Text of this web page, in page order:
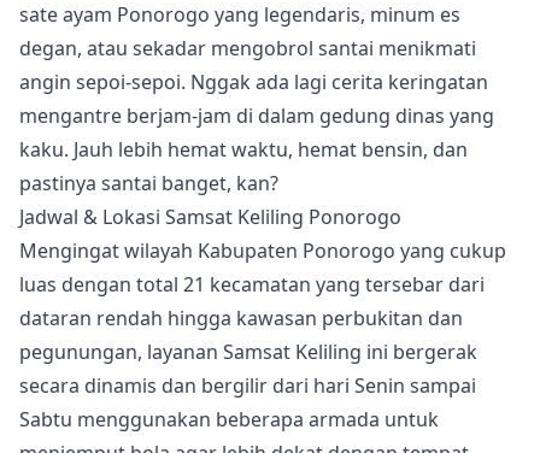
sate ayam Ponorogo yang legendaris, minum es
degan, atau sekadar mengobrol santai menikmati
angin sepoi-sepoi. Nggak ada lagi cerita keringatan
mengantre berjam-jam di dalam gedung dinas yang
kaku. Jauh lebih hemat waktu, hemat bensin, dan
pastinya santai banget, kan?
Jadwal & Lokasi Samsat Keliling Ponorogo
Mengingat wilayah Kabupaten Ponorogo yang cukup
luas dengan total 21 kecamatan yang tersebar dari
dataran rendah hingga kawasan perbukitan dan
pegunungan, layanan Samsat Keliling ini bergerak
secara dinamis dan bergilir dari hari Senin sampai
Sabtu menggunakan beberapa armada untuk